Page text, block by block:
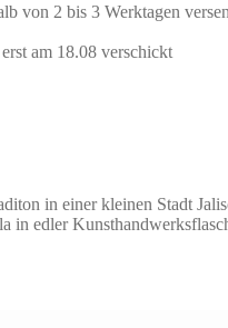
von 2 bis 3 Werktagen
am 18.08 verschickt
in einer kleinen Stadt
in edler